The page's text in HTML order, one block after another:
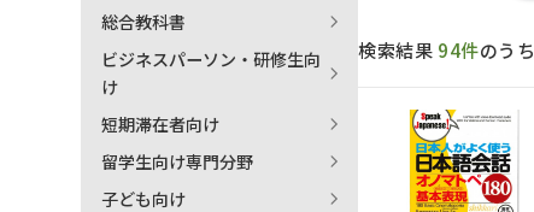
練習問題
各種試験対策
日本語学習関連副読本
各国語辞典
語学・文法辞典
試験対策
多言語社会・言語政策
定期刊行物
検索結果 94件のうち
総合教科書
ビジネスパーソン・研修生向
け
短期滞在者向け
留学生向け専門分野
子ども向け